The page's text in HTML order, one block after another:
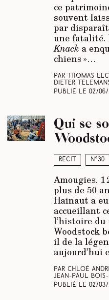
ce
souvent
par
une fatalité.
Knack a
chiens »…
Par Thomas
Dieter
Publié le 02/06/
Récit N°30
Qui se
Amougies.
plus de 50
Hainaut a
accueillant
l’histoire
Woodstock
il de la
aujourd’hui
Par Chloé
Jean-Paul Bois-
Publié le 02/03/